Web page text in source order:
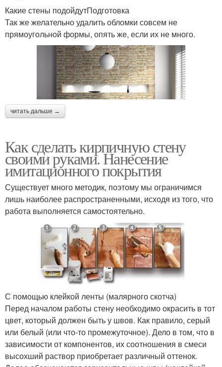
Какие стены подойдутПодготовка
Так же желательно удалить обломки совсем не
прямоугольной формы, опять же, если их не много.
читать дальше →
Как сделать кирпичную стену
своими руками. Нанесение
имитационного покрытия
Существует много методик, поэтому мы ограничимся
лишь наиболее распространенными, исходя из того, что
работа выполняется самостоятельно.
С помощью клейкой ленты (малярного скотча)
Перед началом работы стену необходимо окрасить в тот
цвет, который должен быть у швов. Как правило, серый
или белый (или что-то промежуточное). Дело в том, что в
зависимости от компонентов, их соотношения в смеси
высохший раствор приобретает различный оттенок.